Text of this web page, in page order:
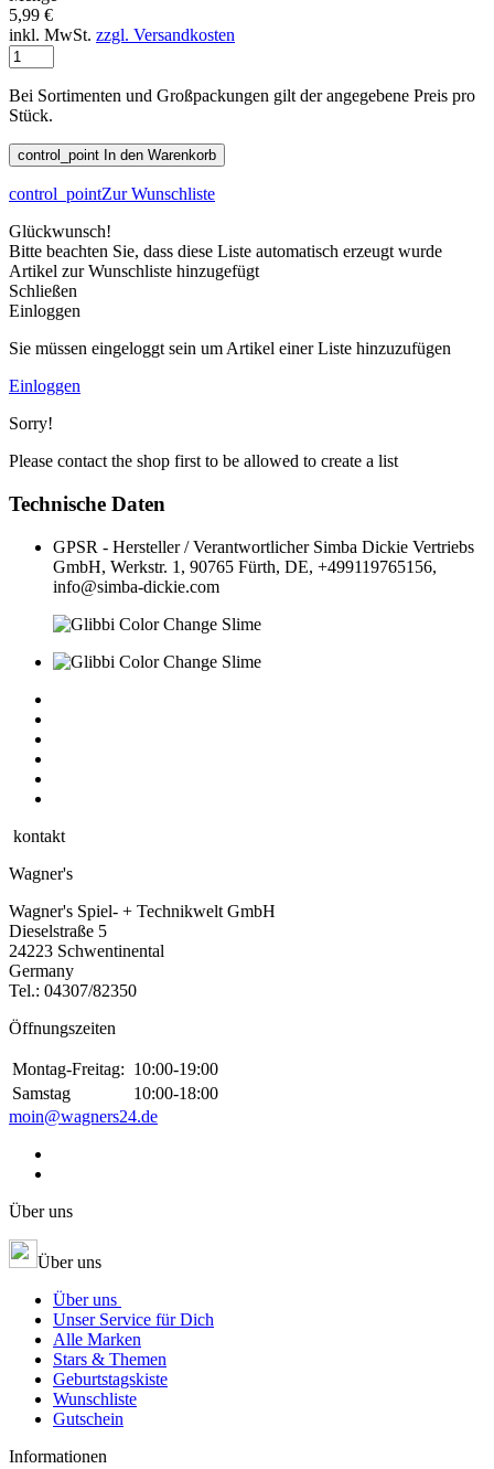
5,99 €
inkl. MwSt. zzgl. Versandkosten
Bei Sortimenten und Großpackungen gilt der angegebene Preis pro
Stück.
control_point In den Warenkorb
control_pointZur Wunschliste
Glückwunsch!
Bitte beachten Sie, dass diese Liste automatisch erzeugt wurde
Artikel zur Wunschliste hinzugefügt
Schließen
Einloggen
Sie müssen eingeloggt sein um Artikel einer Liste hinzuzufügen
Einloggen
Sorry!
Please contact the shop first to be allowed to create a list
Technische Daten
GPSR - Hersteller / Verantwortlicher Simba Dickie Vertriebs
GmbH, Werkstr. 1, 90765 Fürth, DE, +499119765156,
info@simba-dickie.com
kontakt
Wagner's
Wagner's Spiel- + Technikwelt GmbH
Dieselstraße 5
24223 Schwentinental
Germany
Tel.: 04307/82350
Öffnungszeiten
Montag-Freitag: 10:00-19:00
Samstag
10:00-18:00
moin@wagners24.de
Über uns
Über uns
Über uns
Unser Service für Dich
Alle Marken
Stars & Themen
Geburtstagskiste
Wunschliste
Gutschein
Informationen